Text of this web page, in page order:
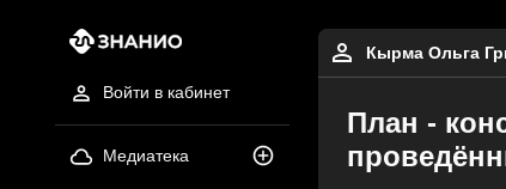
Войти в кабинет
Медиатека
Кырма Ольга
План -